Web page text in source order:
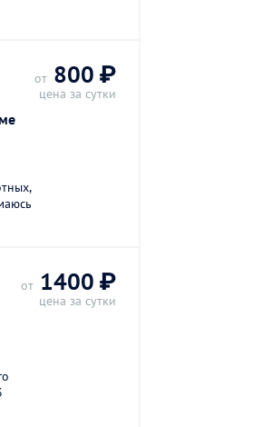
от 800 ₽
цена за сутки
от 1400 ₽
цена за сутки